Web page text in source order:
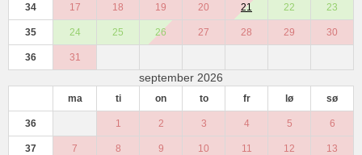
34 17 18 19 20 21 22 23
35 24 25 26 27 28 29 30
36 31
september 2026
ma ti on to fr lø sø
36 1 2 3 4 5 6
37 7 8 9 10 11 12 13